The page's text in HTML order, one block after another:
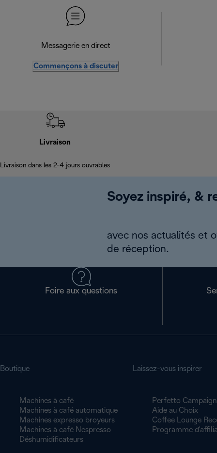
Messagerie en direct
Commençons à discuter
Livraison
Livraison dans les 2-4 jours ouvrables
Soyez inspiré, &
avec nos actualités et
de réception.
Foire aux questions
Boutique
Machines à café
Machines à café automatique
Machines expresso broyeurs
Machines à café Nespresso
Déshumidificateurs
Laissez-vous inspirer
Perfetto Campaign
Aide au Choix
Coffee Lounge
Programme